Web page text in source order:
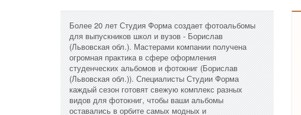
Более 20 лет Студия Форма создает фотоальбомы
для выпускников школ и вузов - Борислав
(Львовская обл.). Мастерами компании получена
огромная практика в сфере оформления
студенческих альбомов и фотокниг (Борислав
(Львовская обл.)). Специалисты Студии Форма
каждый сезон готовят свежую комплекс разных
видов для фотокниг, чтобы ваши альбомы
оставались в орбите самых модных и